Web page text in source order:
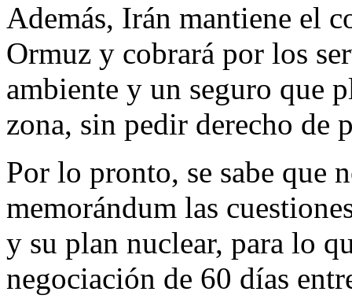
Además, Irán mantiene el
Ormuz y cobrará por los
ambiente y un seguro que
zona, sin pedir derecho de
Por lo pronto, se sabe que
memorándum las
y su plan nuclear, para lo
negociación de 60 días